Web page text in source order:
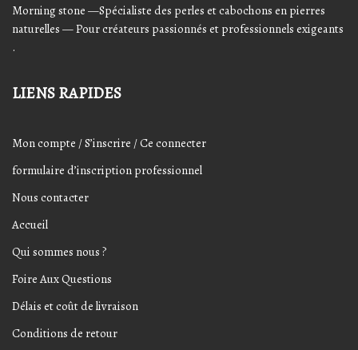
Morning stone —Spécialiste des perles et cabochons en pierres
naturelles — Pour créateurs passionnés et professionnels exigeants
.
LIENS RAPIDES
Mon compte / S’inscrire / Ce connecter
formulaire d’inscription professionnel
Nous contacter
Accueil
Qui sommes nous ?
Foire Aux Questions
Délais et coût de livraison
Conditions de retour